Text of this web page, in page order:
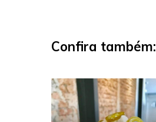
Confira também: